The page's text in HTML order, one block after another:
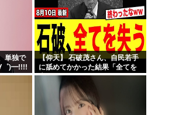
単独で
゜)━!!!!
【仰天】 石破茂さん、自民若手
に舐めてかかった結果「全てを
失うｗｗｗｗｗ」